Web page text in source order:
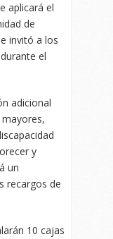
aplicará el
de
invitó a los
el
adicional
y
un
recargos de
10 cajas